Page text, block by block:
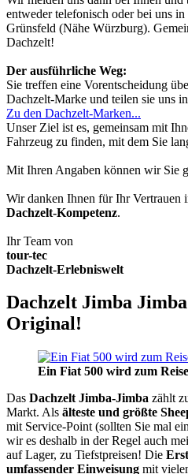
entweder telefonisch oder bei uns
Grünsfeld (Nähe Würzburg).
Dachzelt!
Der ausführliche Weg:
Sie treffen eine Vorentscheidung
Dachzelt-Marke und teilen sie uns
Zu den Dachzelt-Marken...
Unser Ziel ist es, gemeinsam mit
Fahrzeug zu finden, mit dem Sie
Mit Ihren Angaben können wir Sie
Wir danken Ihnen für Ihr Vertrauen
Dachzelt-Kompetenz.
Ihr Team von
tour-tec
Dachzelt-Erlebniswelt
Dachzelt Jimba
Original!
Ein Fiat 500 wird zum
Das Dachzelt Jimba-Jimba zählt
Markt. Als älteste und größte
mit Service-Point (sollten Sie mal
wir es deshalb in der Regel auch
auf Lager, zu Tiefstpreisen! Die
umfassender Einweisung mit